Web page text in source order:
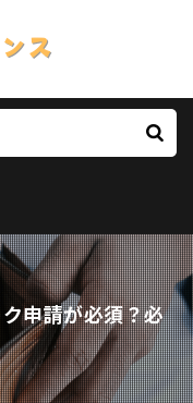
申請が必須？必